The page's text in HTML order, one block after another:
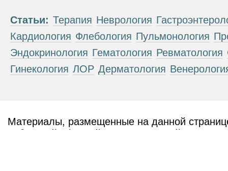
Статьи: Терапия Неврология
Кардиология Флебология Пульмонология
Эндокринология Гематология Ревматология
Гинекология ЛОР Дерматология
Материалы, размещенные на данной
публичной офертой. Посетители сайта не